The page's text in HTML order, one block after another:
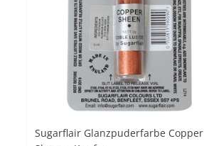
Sugarflair Glanzpuderfarbe Copper